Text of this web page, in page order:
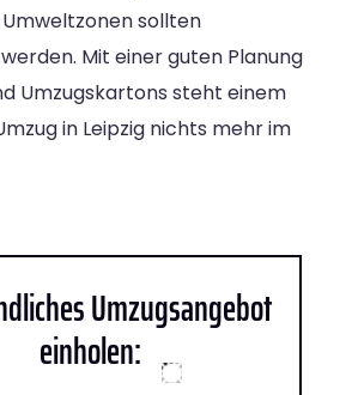
sollten
Mit einer guten Planung
Umzugskartons steht einem
in Leipzig nichts mehr im
Umzugsangebot
einholen: